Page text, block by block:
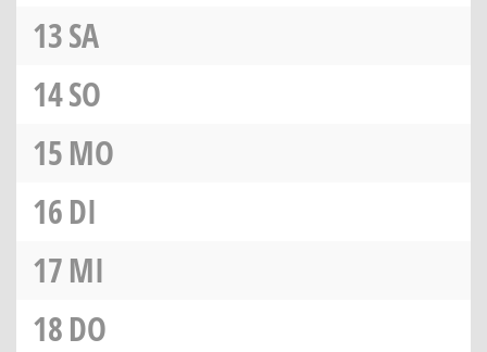
13SA
14SO
15MO
16DI
17MI
18DO